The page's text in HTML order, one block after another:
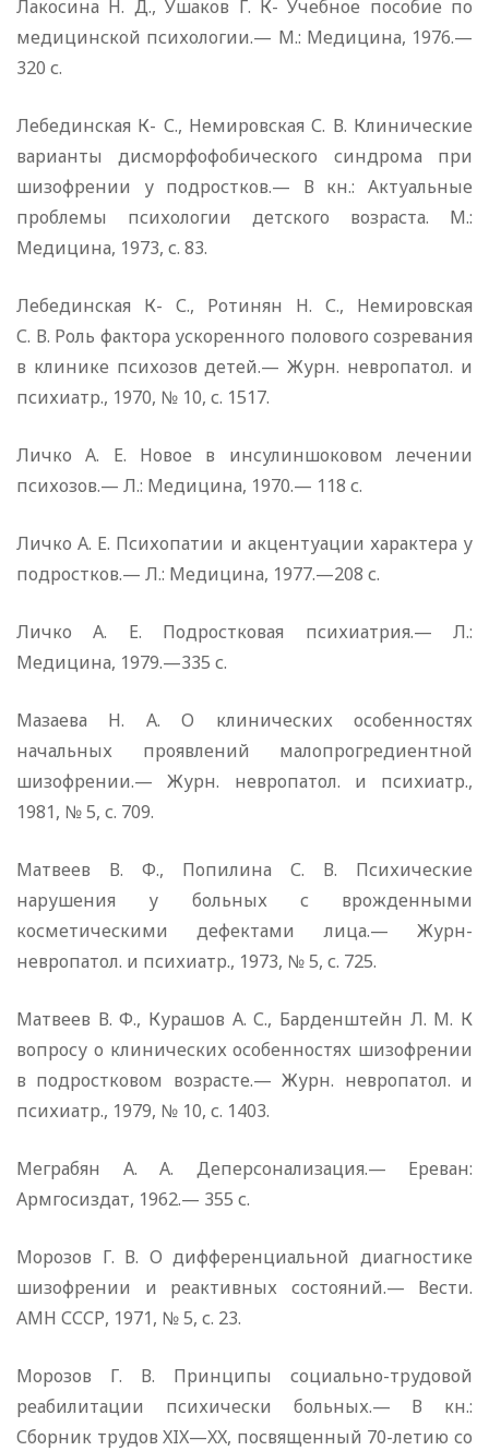
Лакосина Н. Д., Ушаков Г. К- Учебное пособие по
медицинской психологии.— М.: Медицина, 1976.—
320 с.
Лебединская К- С., Немировская С. В. Клинические
варианты дисморфофобического синдрома при
шизофрении у подростков.— В кн.: Актуальные
проблемы психологии детского возраста. М.:
Медицина, 1973, с. 83.
Лебединская К- С., Ротинян Н. С., Немировская
С. В. Роль фактора ускоренного полового созревания
в клинике психозов детей.— Журн. невропатол. и
психиатр., 1970, № 10, с. 1517.
Личко А. Е. Новое в инсулиншоковом лечении
психозов.— Л.: Медицина, 1970.— 118 с.
Личко А. Е. Психопатии и акцентуации характера у
подростков.— Л.: Медицина, 1977.—208 с.
Личко А. Е. Подростковая психиатрия.— Л.:
Медицина, 1979.—335 с.
Мазаева Н. А. О клинических особенностях
начальных проявлений малопрогредиентной
шизофрении.— Журн. невропатол. и психиатр.,
1981, № 5, с. 709.
Матвеев В. Ф., Попилина С. В. Психические
нарушения у больных с врожденными
косметическими дефектами лица.— Журн-
невропатол. и психиатр., 1973, № 5, с. 725.
Матвеев В. Ф., Курашов А. С., Барденштейн Л. М. К
вопросу о клинических особенностях шизофрении
в подростковом возрасте.— Журн. невропатол. и
психиатр., 1979, № 10, с. 1403.
Меграбян А. А. Деперсонализация.— Ереван:
Армгосиздат, 1962.— 355 с.
Морозов Г. В. О дифференциальной диагностике
шизофрении и реактивных состояний.— Вести.
АМН СССР, 1971, № 5, с. 23.
Морозов Г. В. Принципы социально-трудовой
реабилитации психически больных.— В кн.:
Сборник трудов XIX—XX, посвященный 70-летию со